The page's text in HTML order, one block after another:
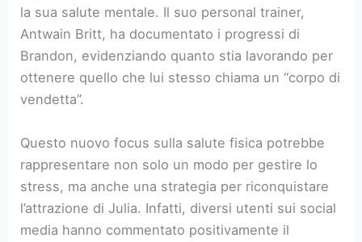
la sua salute mentale. Il suo personal trainer,
Antwain Britt, ha documentato i progressi di
Brandon, evidenziando quanto stia lavorando per
ottenere quello che lui stesso chiama un “corpo di
vendetta”.
Questo nuovo focus sulla salute fisica potrebbe
rappresentare non solo un modo per gestire lo
stress, ma anche una strategia per riconquistare
l’attrazione di Julia. Infatti, diversi utenti sui social
media hanno commentato positivamente il